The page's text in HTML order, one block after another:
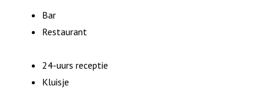
Bar
Restaurant
24-uurs receptie
Kluisje